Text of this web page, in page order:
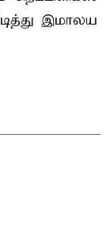
இமாலய